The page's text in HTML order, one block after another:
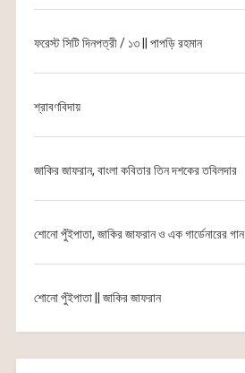
ফরেস্ট সিটি দিনপত্রী / ১৩ || পাপড়ি রহমান
শ্রাবণবিদায়
জাকির জাফরান, বাংলা কবিতার তিন দশকের তবিলদার
শোনো পুঁইপাতা, জাকির জাফরান ও এক গার্ডেনারের গান
শোনো পুঁইপাতা || জাকির জাফরান